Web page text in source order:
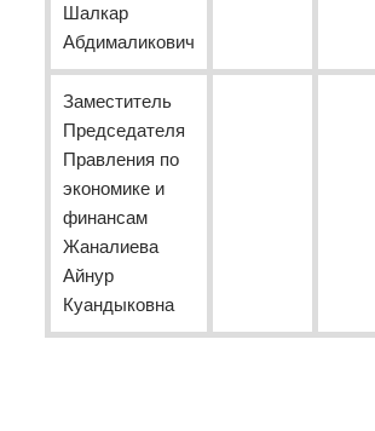
Шалкар
Абдималикович
Заместитель
Председателя
Правления по
экономике и
финансам
Жаналиева
Айнур
Куандыковна